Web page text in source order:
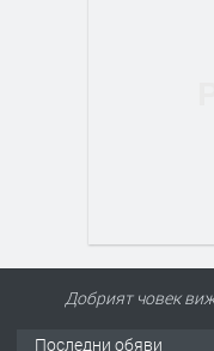
Добрият човек
Последни обяви